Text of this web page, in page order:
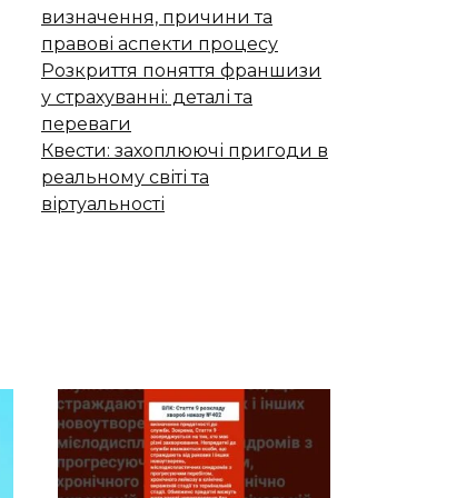
визначення, причини та
правові аспекти процесу
Розкриття поняття франшизи
у страхуванні: деталі та
переваги
Квести: захоплюючі пригоди в
реальному світі та
віртуальності